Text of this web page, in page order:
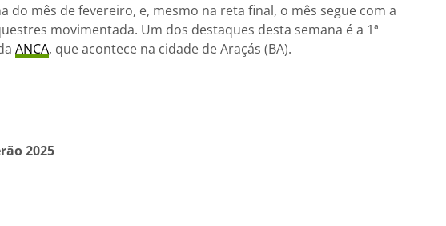
do mês de fevereiro, e, mesmo na reta final, o mês segue com a
movimentada. Um dos destaques desta semana é a 1ª
ANCA, que acontece na cidade de Araçás (BA).
2025